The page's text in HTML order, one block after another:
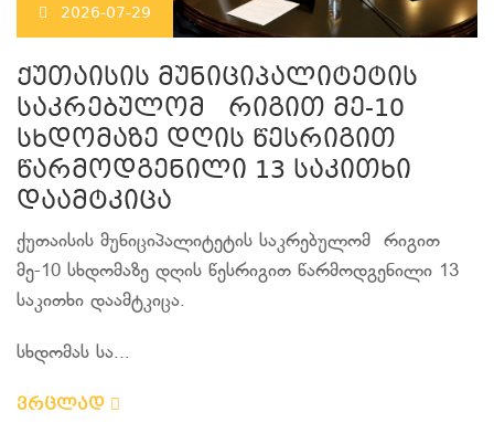
2026-07-29
ქუთაისის მუნიციპალიტეტის
საკრებულომ რიგით მე-10
სხდომაზე დღის წესრიგით
წარმოდგენილი 13 საკითხი
დაამტკიცა
ქუთაისის მუნიციპალიტეტის საკრებულომ რიგით
მე-10 სხდომაზე დღის წესრიგით წარმოდგენილი 13
საკითხი დაამტკიცა.
სხდომას სა...
ვრცლად